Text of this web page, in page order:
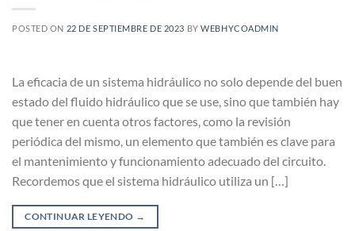
POSTED ON 22 DE SEPTIEMBRE DE 2023 BYWEBHYCOADMIN
La eficacia de un sistema hidráulico no solo depende del buen
estado del fluido hidráulico que se use, sino que también hay
que tener en cuenta otros factores, como la revisión
periódica del mismo, un elemento que también es clave para
el mantenimiento y funcionamiento adecuado del circuito.
Recordemos que el sistema hidráulico utiliza un […]
CONTINUAR LEYENDO →